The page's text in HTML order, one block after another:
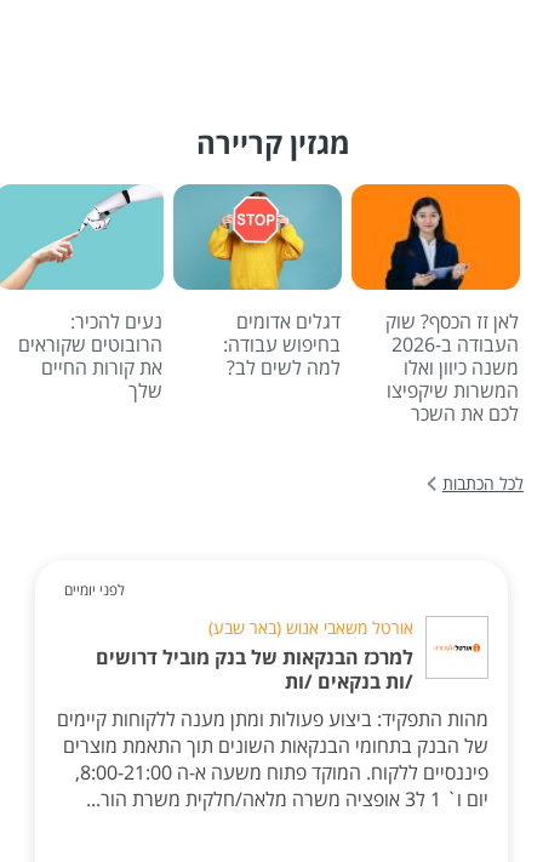
מגזין קריירה
לאן זז הכסף? שוק
העבודה ב-2026
משנה כיוון ואלו
המשרות שיקפיצו
לכם את השכר
דגלים אדומים
בחיפוש עבודה:
למה לשים לב?
נעים להכיר:
הרובוטים שקוראים
את קורות החיים
שלך
לכל הכתבות
לפני יומיים
אורטל משאבי אנוש (באר שבע)
למרכז הבנקאות של בנק מוביל דרושים
/ות בנקאים /ות
מהות התפקיד: ביצוע פעולות ומתן מענה ללקוחות קיימים
של הבנק בתחומי הבנקאות השונים תוך התאמת מוצרים
פיננסיים ללקוח. המוקד פתוח משעה א-ה 8:00-21:00,
יום ו` 1 ל3 אופציה משרה מלאה/חלקית משרת הור...